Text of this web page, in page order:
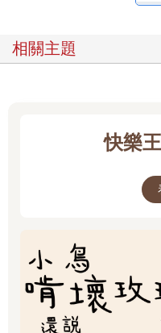
相關主題
快樂